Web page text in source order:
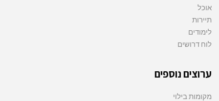
אוכל
תיירות
לימודים
לוח דרושים
ערוצים נוספים
מקומות בילוי